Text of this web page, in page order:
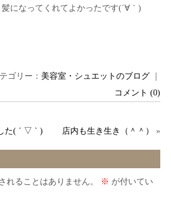
になってくれてよかったです(´∀｀)
ゴリー： 美容室・シュエットのブログ
コメント (0)
た( ´ ▽ ` ) 店内も生き生き（＾＾） »
れることはありません。 ※ が付いてい